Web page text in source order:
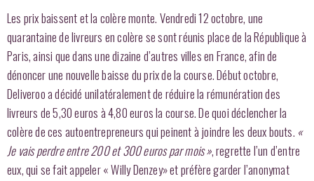
Les prix baissent et la colère monte. Vendredi 12 octobre, une
quarantaine de livreurs en colère se sont réunis place de la République à
Paris, ainsi que dans une dizaine d’autres villes en France, afin de
dénoncer une nouvelle baisse du prix de la course. Début octobre,
Deliveroo a décidé unilatéralement de réduire la rémunération des
livreurs de 5,30 euros à 4,80 euros la course. De quoi déclencher la
colère de ces autoentrepreneurs qui peinent à joindre les deux bouts. «
Je vais perdre entre 200 et 300 euros par mois », regrette l’un d’entre
eux, qui se fait appeler « Willy Denzey» et préfère garder l’anonymat